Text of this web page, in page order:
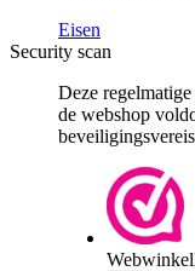
Eisen
Security scan
Deze
de webshop